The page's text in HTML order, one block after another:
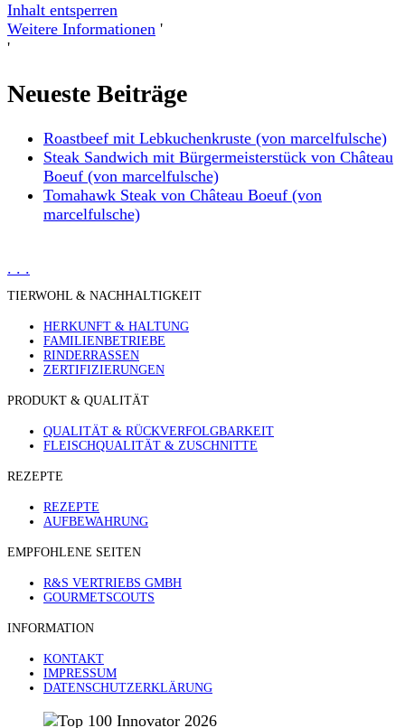
Inhalt entsperren
Weitere Informationen '
'
Neueste Beiträge
Roastbeef mit Lebkuchenkruste (von marcelfulsche)
Steak Sandwich mit Bürgermeisterstück von Château
Boeuf (von marcelfulsche)
Tomahawk Steak von Château Boeuf (von
marcelfulsche)
. . .
TIERWOHL & NACHHALTIGKEIT
HERKUNFT & HALTUNG
FAMILIENBETRIEBE
RINDERRASSEN
ZERTIFIZIERUNGEN
PRODUKT & QUALITÄT
QUALITÄT & RÜCKVERFOLGBARKEIT
FLEISCHQUALITÄT & ZUSCHNITTE
REZEPTE
REZEPTE
AUFBEWAHRUNG
EMPFOHLENE SEITEN
R&S VERTRIEBS GMBH
GOURMETSCOUTS
INFORMATION
KONTAKT
IMPRESSUM
DATENSCHUTZERKLÄRUNG